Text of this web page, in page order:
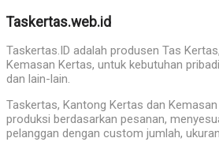
Taskertas.web.id
Taskertas.ID adalah produsen Tas
Kemasan Kertas, untuk kebutuhan
dan lain-lain.
Taskertas, Kantong Kertas dan
produksi berdasarkan pesanan,
pelanggan dengan custom jumlah,